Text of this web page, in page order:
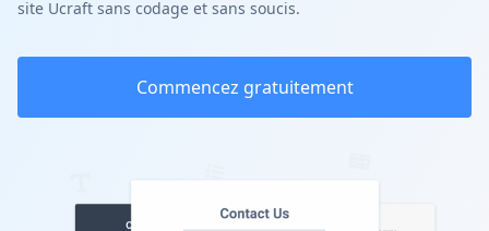
site Ucraft sans codage et sans soucis.
Commencez gratuitement